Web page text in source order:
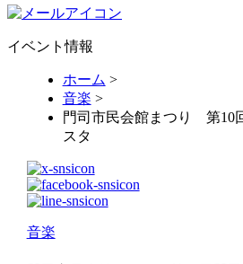
イベント情報
ホーム >
音楽 >
門司市民会館まつり 第10
スタ
音楽